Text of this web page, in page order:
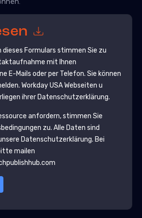
dieses Formulars stimmen Sie zu
mit Ihnen
E-Mails oder per Telefon. Sie können
Workday USAWebseiten u
ihrer Datenschutzerklärung.
anfordern, stimmen Sie
zu. Alle Daten sind
Datenschutzerklärung. Bei
mailen